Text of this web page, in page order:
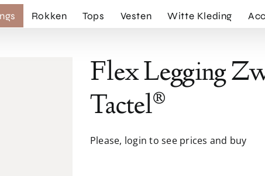
Rokken Tops Vesten Witte Kleding
Flex Legging
Tactel®
Please, login to see prices and buy